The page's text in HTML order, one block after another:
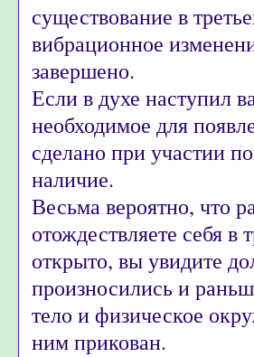
существование в
вибрационное
завершено.
Если в духе наступил
необходимое для
сделано при участии
наличие.
Весьма вероятно, что
отождествляете себя в
открыто, вы увидите
произносились и
тело и физическое
ним прикован.